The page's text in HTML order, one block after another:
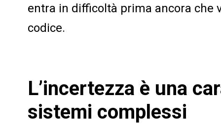
entra in difficoltà prima ancora che
codice.
L’incertezza è una
sistemi complessi